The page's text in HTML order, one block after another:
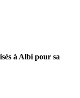
à Albi pour sa